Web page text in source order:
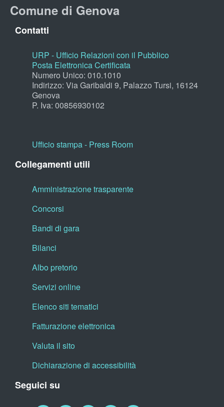
Comune di Genova
Contatti
URP - Ufficio Relazioni con il Pubblico
Posta Elettronica Certificata
Numero Unico: 010.1010
Indirizzo: Via Garibaldi 9, Palazzo Tursi, 16124
Genova
P. Iva: 00856930102
Ufficio stampa - Press Room
Collegamenti utili
Amministrazione trasparente
Concorsi
Bandi di gara
Bilanci
Albo pretorio
Servizi online
Elenco siti tematici
Fatturazione elettronica
Valuta il sito
Dichiarazione di accessibilità
Seguici su